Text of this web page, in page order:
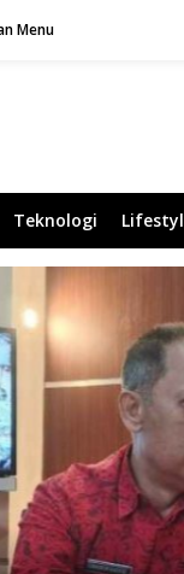
Menu
Teknologi